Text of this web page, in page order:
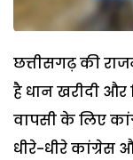
छत्तीसगढ़ की
है धान खरीदी और
वापसी के लिए
धीरे-धीरे कांग्रेस